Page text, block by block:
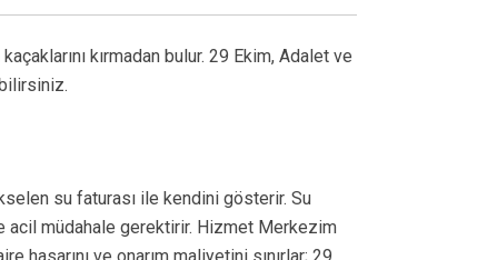
kırmadan bulur. 29 Ekim, Adalet ve
su faturası ile kendini gösterir. Su
acil müdahale gerektirir. Hizmet Merkezim